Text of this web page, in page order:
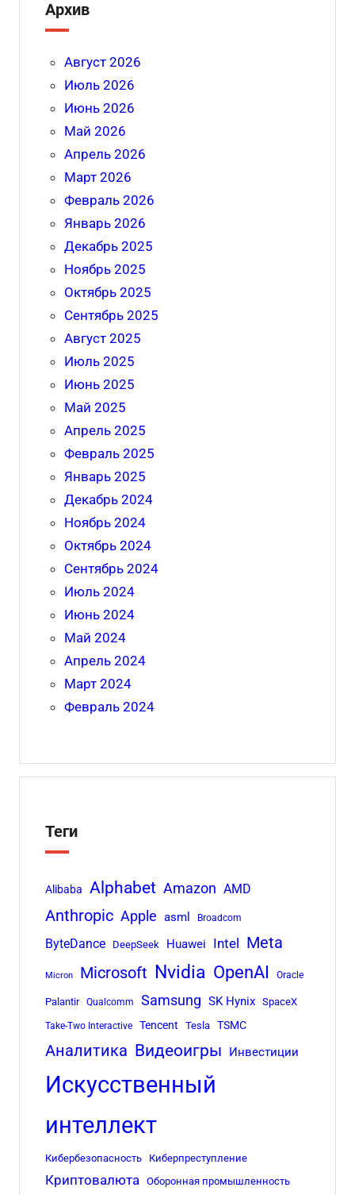
Архив
Август 2026
Июль 2026
Июнь 2026
Май 2026
Апрель 2026
Март 2026
Февраль 2026
Январь 2026
Декабрь 2025
Ноябрь 2025
Октябрь 2025
Сентябрь 2025
Август 2025
Июль 2025
Июнь 2025
Май 2025
Апрель 2025
Февраль 2025
Январь 2025
Декабрь 2024
Ноябрь 2024
Октябрь 2024
Сентябрь 2024
Июль 2024
Июнь 2024
Май 2024
Апрель 2024
Март 2024
Февраль 2024
Теги
Alibaba Alphabet Amazon AMD
Anthropic Apple asml Broadcom
ByteDance DeepSeek Huawei Intel Meta
Micron Microsoft Nvidia OpenAI Oracle
Palantir Qualcomm Samsung SK Hynix SpaceX
Take-Two Interactive Tencent Tesla TSMC
Аналитика Видеоигры Инвестиции
Искусственный
интеллект
Кибербезопасность Киберпреступление
Криптовалюта Оборонная промышленность